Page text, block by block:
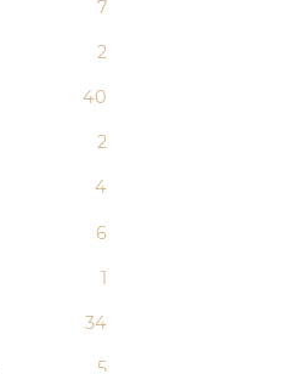
7
2
40
2
4
6
1
34
5